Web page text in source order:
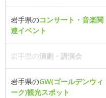
岩手県のコンサート・音楽関
連イベント
岩手県の演劇・講演会
岩手県のGW(ゴールデンウィ
ーク)観光スポット